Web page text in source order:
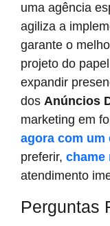
uma agência
agiliza a
garante o
projeto do
expandir
dos Anúncios
marketing em
agora com
preferir, chame
atendimento
Perguntas